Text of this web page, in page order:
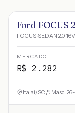
Ford FOCUS
FOCUS SEDAN 2.0
MERCADO
R$2.282
Itajaí/SC Masc ·